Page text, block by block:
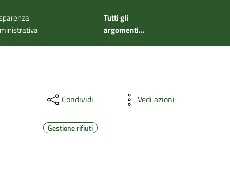
Tutti gli
argomenti...
Condividi Vedi azioni
Gestione rifiuti